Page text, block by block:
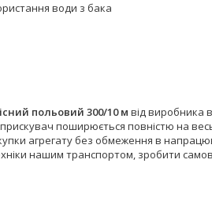
води з бака
польовий 300/10 м від виробника
поширюється повністю на
агрегату без обмеження в
нашим транспортом, зробити